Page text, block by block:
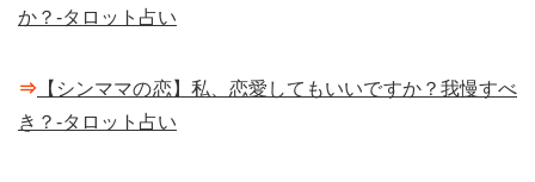
か？-タロット占い
⇒ 【シンママの恋】私、恋愛してもいいですか？我慢すべ
き？-タロット占い